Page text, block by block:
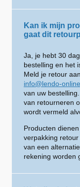
Kan ik mijn
gaat dit
Ja, je hebt 30
bestelling en het
Meld je retour
info@lendo-
van uw
van retourneren
wordt vermeld
Producten
verpakking
van een
rekening worden